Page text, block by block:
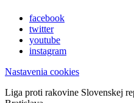
facebook
twitter
youtube
instagram
Nastavenia cookies
Liga proti rakovine Slovenskej